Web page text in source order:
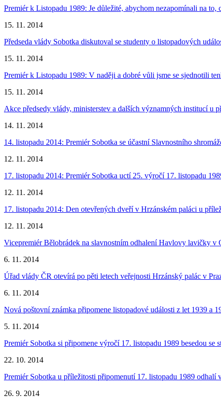
Premiér k Listopadu 1989: Je důležité, abychom nezapomínali na to,
15. 11. 2014
Předseda vlády Sobotka diskutoval se studenty o listopadových
15. 11. 2014
Premiér k Listopadu 1989: V naději a dobré vůli jsme se sjednotili
15. 11. 2014
Akce předsedy vlády, ministerstev a dalších významných institucí u
14. 11. 2014
14. listopadu 2014: Premiér Sobotka se účastní Slavnostního
12. 11. 2014
17. listopadu 2014: Premiér Sobotka uctí 25. výročí 17. listopadu
12. 11. 2014
17. listopadu 2014: Den otevřených dveří v Hrzánském paláci u
12. 11. 2014
Vicepremiér Bělobrádek na slavnostním odhalení Havlovy lavičky v
6. 11. 2014
Úřad vlády ČR otevírá po pěti letech veřejnosti Hrzánský palác v
6. 11. 2014
Nová poštovní známka připomene listopadové události z let 1939 a
5. 11. 2014
Premiér Sobotka si připomene výročí 17. listopadu 1989 besedou se
22. 10. 2014
Premiér Sobotka u příležitosti připomenutí 17. listopadu 1989 odhalí
26. 9. 2014